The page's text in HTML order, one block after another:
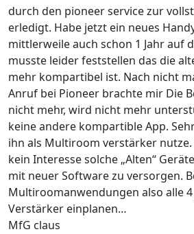
durch den pioneer service zur
erledigt. Habe jetzt ein neues
mittlerweile auch schon 1 Jahr auf
musste leider feststellen das die
mehr kompartibel ist. Nach nicht
Anruf bei Pioneer brachte mir Die
nicht mehr, wird nicht mehr
keine andere kompartible App.
ihn als Multiroom verstärker
kein Interesse solche „Alten“ Geräte
mit neuer Software zu versorgen.
Multiroomanwendungen also alle 4
Verstärker einplanen…
MfG claus